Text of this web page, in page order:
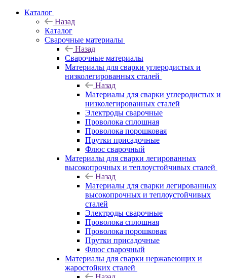
Каталог
Назад
Каталог
Сварочные материалы
Назад
Сварочные материалы
Материалы для сварки углеродистых и
низколегированных сталей
Назад
Материалы для сварки углеродистых и
низколегированных сталей
Электроды сварочные
Проволока сплошная
Проволока порошковая
Прутки присадочные
Флюс сварочный
Материалы для сварки легированных
высокопрочных и теплоустойчивых сталей
Назад
Материалы для сварки легированных
высокопрочных и теплоустойчивых
сталей
Электроды сварочные
Проволока сплошная
Проволока порошковая
Прутки присадочные
Флюс сварочный
Материалы для сварки нержавеющих и
жаростойких сталей